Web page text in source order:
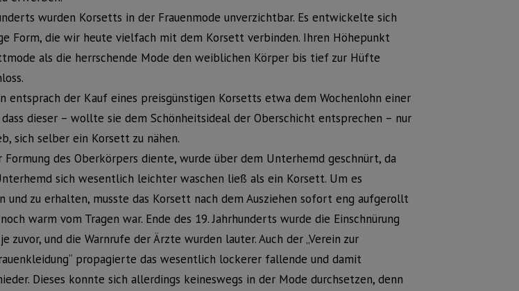
wurden Korsetts in der Frauenmode unverzichtbar. Es entwickelte sich
Form, die wir heute vielfach mit dem Korsett verbinden. Ihren Höhepunkt
als die herrschende Mode den weiblichen Körper bis tief zur Hüfte
entsprach der Kauf eines preisgünstigen Korsetts etwa dem Wochenlohn einer
dieser – wollte sie dem Schönheitsideal der Oberschicht entsprechen – nur
sich selber ein Korsett zu nähen.
Formung des Oberkörpers diente, wurde über dem Unterhemd geschnürt, da
sich wesentlich leichter waschen ließ als ein Korsett. Um es
und zu erhalten, musste das Korsett nach dem Ausziehen sofort eng aufgerollt
warm vom Tragen war. Ende des 19. Jahrhunderts wurde die Einschnürung
zuvor, und die Warnrufe der Ärzte wurden lauter. Auch der „Verein zur
propagierte das wesentlich lockerer fallende und damit
Dieses konnte sich allerdings keineswegs in der Mode durchsetzen, denn